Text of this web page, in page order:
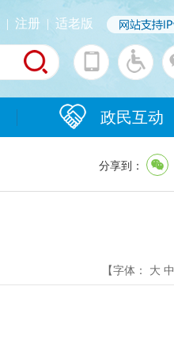
| 注册 | 适老版
政民互动
分享到：
【字体： 大 中